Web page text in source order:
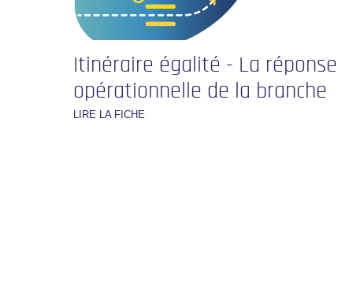
Itinéraire égalité - La réponse
opérationnelle de la branche
LIRE LA FICHE